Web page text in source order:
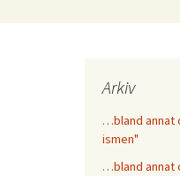
Arkiv
…bland annat
ismen"
…bland annat